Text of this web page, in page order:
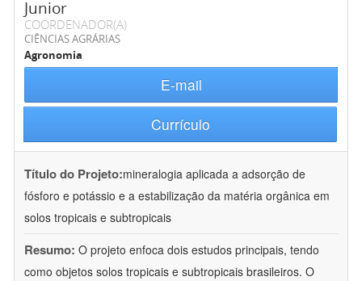
Junior
COORDENADOR(A)
CIÊNCIAS AGRÁRIAS
Agronomia
E-mail
Currículo
Título do Projeto:mineralogia aplicada a adsorção de
fósforo e potássio e a estabilização da matéria orgânica em
solos tropicais e subtropicais
Resumo: O projeto enfoca dois estudos principais, tendo
como objetos solos tropicais e subtropicais brasileiros. O